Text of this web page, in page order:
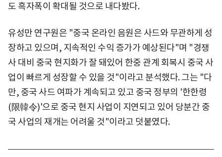
도 흑자폭이 확대될 것으로 내다봤다.
유성만 연구원은 "중국 온라인 음원은 사드와 무관하게 성
장하고 있으며, 지속적인 수익 증가가 예상된다"며 "경쟁
사 대비 중국 현지화가 잘 돼있어 한중 관계 회복시 중국 사
업이 빠르게 성장할 수 있을 것"이라고 분석했다. 그는 "다
만, 중국 사드 여파가 계속되고 있고 중국 정부의 '한한령
(限韓令)'으로 중국 현지 사업이 지연되고 있어 당분간 중
국 사업의 재개는 어려울 것"이라고 덧붙였다.